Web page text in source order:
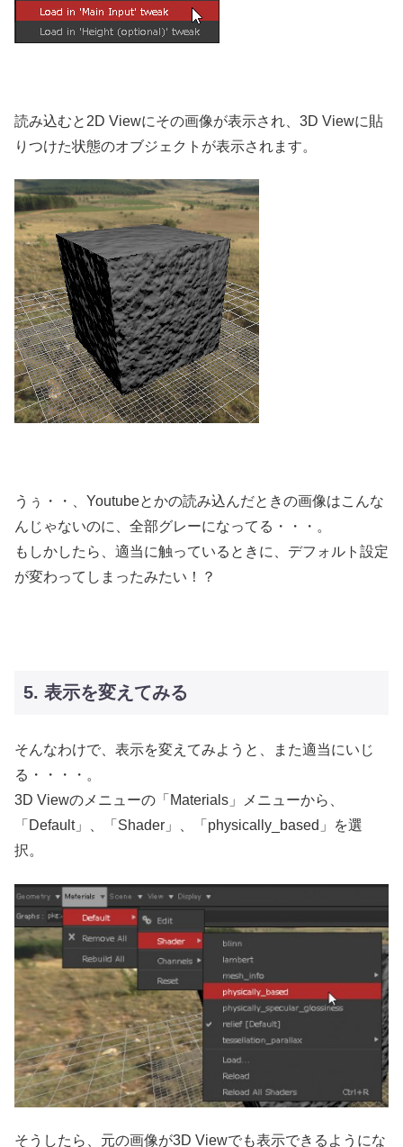
読み込むと2D Viewにその画像が表示され、3D Viewに貼
りつけた状態のオブジェクトが表示されます。
うぅ・・、Youtubeとかの読み込んだときの画像はこんな
んじゃないのに、全部グレーになってる・・・。
もしかしたら、適当に触っているときに、デフォルト設定
が変わってしまったみたい！？
5. 表示を変えてみる
そんなわけで、表示を変えてみようと、また適当にいじ
る・・・・。
3D Viewのメニューの「Materials」メニューから、
「Default」、「Shader」、「physically_based」を選
択。
そうしたら、元の画像が3D Viewでも表示できるようにな